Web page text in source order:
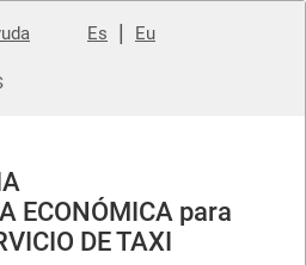
Es Eu
ECONÓMICA para
DE TAXI